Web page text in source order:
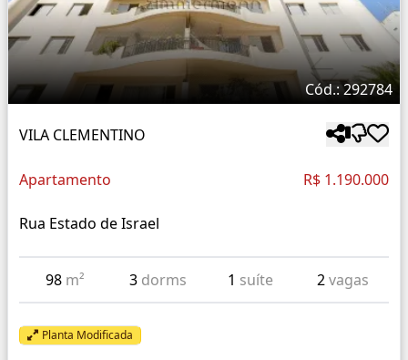
Cód.: 292784
VILA CLEMENTINO
Apartamento R$ 1.190.000
Rua Estado de Israel
98 m² 3 dorms 1 suíte 2vagas
Planta Modificada